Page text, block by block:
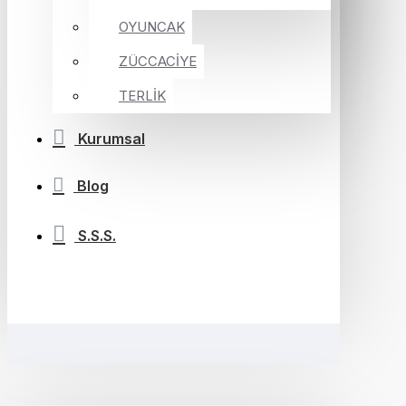
OYUNCAK
ZÜCCACİYE
TERLİK
Kurumsal
Blog
S.S.S.